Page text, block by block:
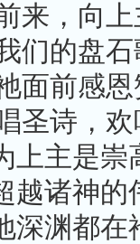
来，向
们的盘石
面前感恩
圣诗，欢
上主是崇
越诸神的
深渊都在